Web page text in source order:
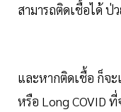
สามารถติดเชื้อได้ ป่
และหากติดเชื้อ ก็จะ
หรือ Long COVID